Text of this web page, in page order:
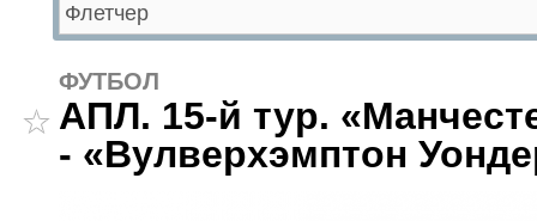
ФУТБОЛ
АПЛ. 15-й тур.
- «Вулверхэмптон